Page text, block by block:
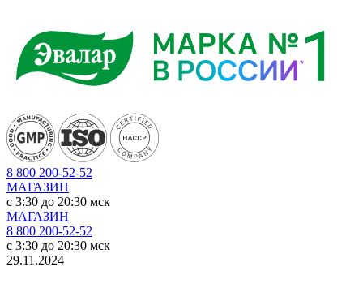
8 800 200-52-52
МАГАЗИН
c 3:30 до 20:30 мск
МАГАЗИН
8 800 200-52-52
c 3:30 до 20:30 мск
29.11.2024